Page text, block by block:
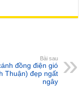
Bài sau
đồng điện gió
Thuận) đẹp ngất
ngây